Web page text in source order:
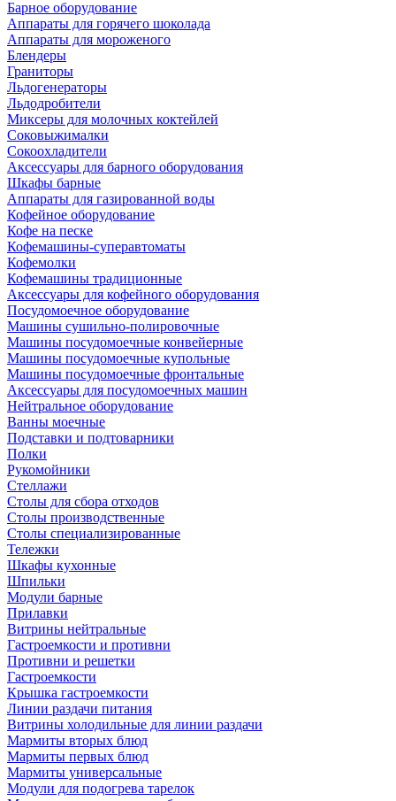
Барное оборудование
Аппараты для горячего шоколада
Аппараты для мороженого
Блендеры
Граниторы
Льдогенераторы
Льдодробители
Миксеры для молочных коктейлей
Соковыжималки
Сокоохладители
Аксессуары для барного оборудования
Шкафы барные
Аппараты для газированной воды
Кофейное оборудование
Кофе на песке
Кофемашины-суперавтоматы
Кофемолки
Кофемашины традиционные
Аксессуары для кофейного оборудования
Посудомоечное оборудование
Машины сушильно-полировочные
Машины посудомоечные конвейерные
Машины посудомоечные купольные
Машины посудомоечные фронтальные
Аксессуары для посудомоечных машин
Нейтральное оборудование
Ванны моечные
Подставки и подтоварники
Полки
Рукомойники
Стеллажи
Столы для сбора отходов
Столы производственные
Столы специализированные
Тележки
Шкафы кухонные
Шпильки
Модули барные
Прилавки
Витрины нейтральные
Гастроемкости и противни
Противни и решетки
Гастроемкости
Крышка гастроемкости
Линии раздачи питания
Витрины холодильные для линии раздачи
Мармиты вторых блюд
Мармиты первых блюд
Мармиты универсальные
Модули для подогрева тарелок